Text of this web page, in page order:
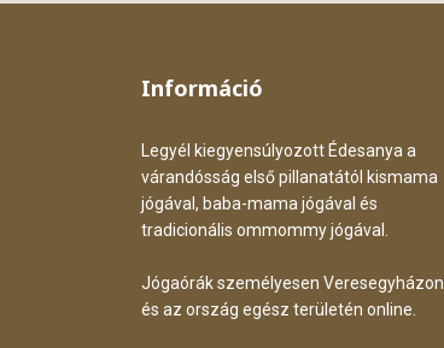
Információ
Legyél kiegyensúlyozott Édesanya a
várandósság első pillanatától kismama
jógával, baba-mama jógával és
tradicionális ommommy jógával.
Jógaórák személyesen Veresegyházon
és az ország egész területén online.